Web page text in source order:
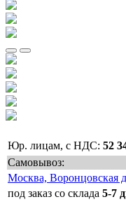
Юр. лицам, с НДС: 52
Самовывоз:
Москва, Воронцовская
под заказ со склада 5-7